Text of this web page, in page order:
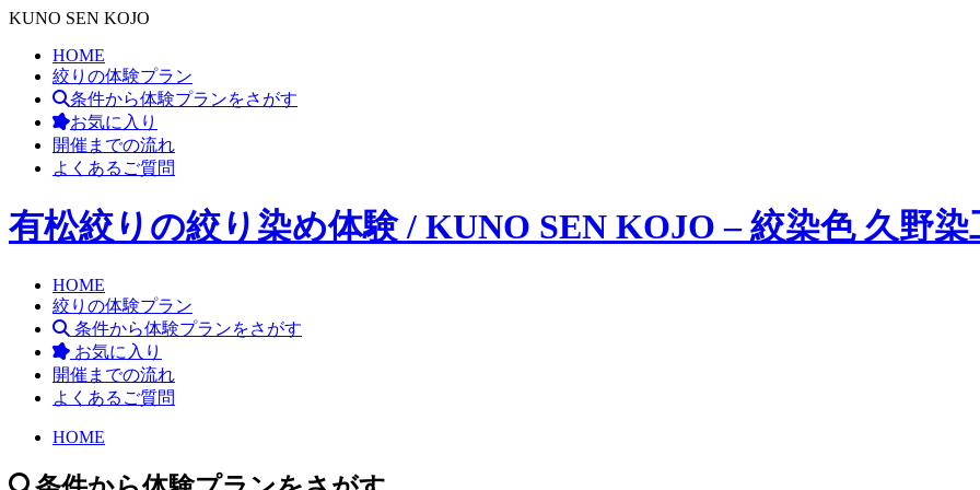
KUNO SEN KOJO
HOME
絞りの体験プラン
条件から体験プランをさがす
お気に入り
開催までの流れ
よくあるご質問
有松絞りの絞り染め体験 / KUNO SEN KOJO – 絞染色 久野染
HOME
絞りの体験プラン
条件から体験プランをさがす
お気に入り
開催までの流れ
よくあるご質問
HOME